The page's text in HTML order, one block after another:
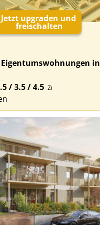
Jetzt upgraden und
freischalten
in
/ 3.5 / 4.5 Zi